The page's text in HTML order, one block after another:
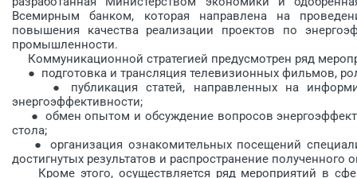
Всемирным банком, которая направлена на
повышения качества реализации проектов по
промышленности.
Коммуникационной стратегией предусмотрен ряд
● подготовка и трансляция телевизионных фильмов,
● публикация статей, направленных на
энергоэффективности;
● обмен опытом и обсуждение вопросов
стола;
● организация ознакомительных посещений
достигнутых результатов и распространение полученного
Кроме этого, осуществляется ряд мероприятий в